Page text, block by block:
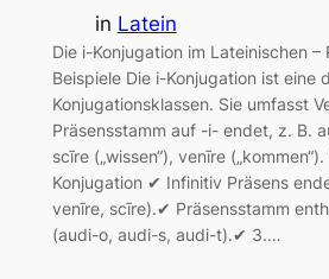
in Latein
Die i-Konjugation im Lateinischen –
Beispiele Die i-Konjugation ist eine
Konjugationsklassen. Sie umfasst
Präsensstamm auf -i- endet, z. B.
scīre („wissen“), venīre
Konjugation ✔ Infinitiv Präsens
venīre, scīre).✔ Präsensstamm
(audi-o, audi-s, audi-t).✔ 3.…